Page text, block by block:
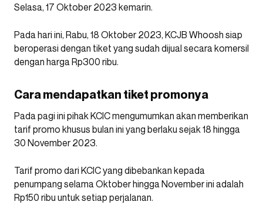
Selasa, 17 Oktober 2023 kemarin.
Pada hari ini, Rabu, 18 Oktober 2023, KCJB Whoosh siap
beroperasi dengan tiket yang sudah dijual secara komersil
dengan harga Rp300 ribu.
Cara mendapatkan tiket promonya
Pada pagi ini pihak KCIC mengumumkan akan memberikan
tarif promo khusus bulan ini yang berlaku sejak 18 hingga
30 November 2023.
Tarif promo dari KCIC yang dibebankan kepada
penumpang selama Oktober hingga November ini adalah
Rp150 ribu untuk setiap perjalanan.